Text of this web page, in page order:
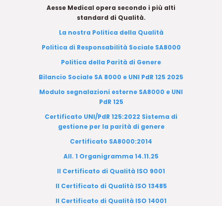
Aesse Medical opera secondo i più alti
standard di Qualità.
La nostra Politica della Qualità
Politica di Responsabilità Sociale SA8000
Politica della Parità di Genere
Bilancio Sociale SA 8000 e UNI PdR 125 2025
Modulo segnalazioni esterne SA8000 e UNI
PdR 125
Certificato UNI/PdR 125:2022 Sistema di
gestione per la parità di genere
Certificato SA8000:2014
All. 1 Organigramma 14.11.25
Il Certificato di Qualità ISO 9001
Il Certificato di Qualità ISO 13485
Il Certificato di Qualità ISO 14001